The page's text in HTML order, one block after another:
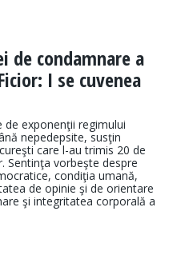
de condamnare a
I se cuvenea
de exponenţii regimului
nepedepsite, susţin
care l-au trimis 20 de
Sentinţa vorbeşte despre
condiţia umană,
de opinie şi de orientare
şi integritatea corporală a